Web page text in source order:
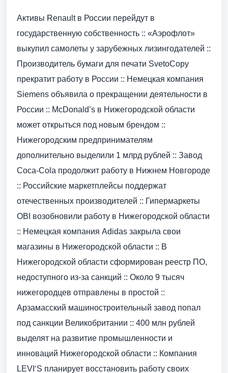
Активы Renault в России перейдут в
государственную собственность :: «Аэрофлот»
выкупил самолеты у зарубежных лизингодателей ::
Производитель бумаги для печати SvetoCopy
прекратит работу в России :: Немецкая компания
Siemens объявила о прекращении деятельности в
России :: McDonald’s в Нижегородской области
может открыться под новым брендом ::
Нижегородским предпринимателям
дополнительно выделили 1 млрд рублей :: Завод
Coca-Cola продолжит работу в Нижнем Новгороде
:: Российские маркетплейсы поддержат
отечественных производителей :: Гипермаркеты
OBI возобновили работу в Нижегородской области
:: Немецкая компания Adidas закрыла свои
магазины в Нижегородской области :: В
Нижегородской области сформирован реестр ПО,
недоступного из-за санкций :: Около 9 тысяч
нижегородцев отправлены в простой ::
Арзамасский машиностроительный завод попал
под санкции Великобритании :: 400 млн рублей
выделят на развитие промышленности и
инноваций Нижегородской области :: Компания
LEVI‘S планирует восстановить работу своих